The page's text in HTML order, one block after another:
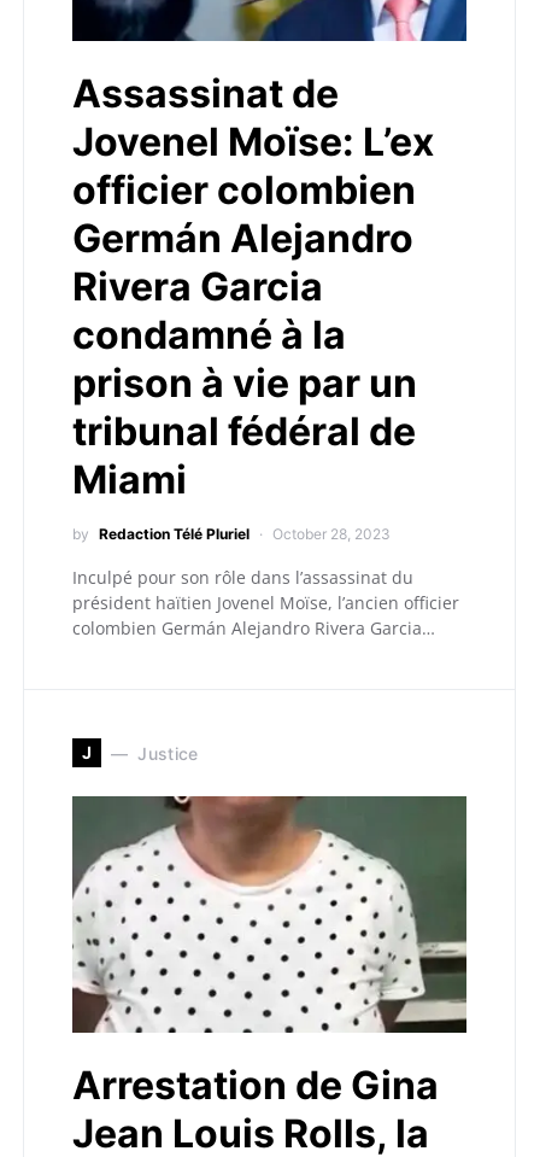
Assassinat de
Jovenel Moïse: L’ex
officier colombien
Germán Alejandro
Rivera Garcia
condamné à la
prison à vie par un
tribunal fédéral de
Miami
by Redaction Télé Pluriel October 28, 2023
Inculpé pour son rôle dans l’assassinat du
président haïtien Jovenel Moïse, l’ancien officier
colombien Germán Alejandro Rivera Garcia…
J Justice
Arrestation de Gina
Jean Louis Rolls, la